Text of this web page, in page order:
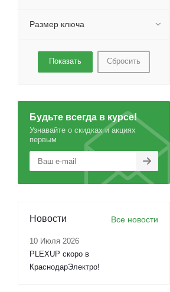
Размер ключа
Сбросить
Будьте всегда в курсе!
Узнавайте о скидках и акциях
первым
Новости Все новости
10 Июля 2026
PLEXUP скоро в
КраснодарЭлектро!